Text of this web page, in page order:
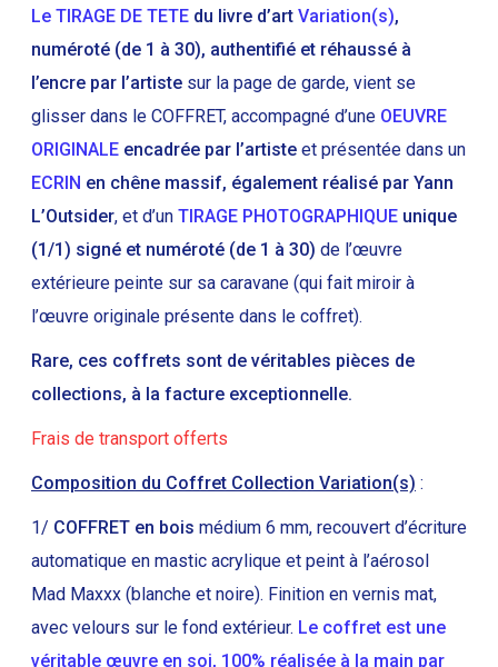
Le TIRAGE DE TETE du livre d’art Variation(s),
numéroté (de 1 à 30), authentifié et réhaussé à
l’encre par l’artiste sur la page de garde, vient se
glisser dans le COFFRET, accompagné d’une OEUVRE
ORIGINALE encadrée par l’artiste et présentée dans un
ECRIN en chêne massif, également réalisé par Yann
L’Outsider, et d’un TIRAGE PHOTOGRAPHIQUE unique
(1/1) signé et numéroté (de 1 à 30) de l’œuvre
extérieure peinte sur sa caravane (qui fait miroir à
l’œuvre originale présente dans le coffret).
Rare, ces coffrets sont de véritables pièces de
collections, à la facture exceptionnelle.
Frais de transport offerts
Composition du Coffret Collection Variation(s) :
1/ COFFRET en bois médium 6 mm, recouvert d’écriture
automatique en mastic acrylique et peint à l’aérosol
Mad Maxxx (blanche et noire). Finition en vernis mat,
avec velours sur le fond extérieur. Le coffret est une
véritable œuvre en soi, 100% réalisée à la main par